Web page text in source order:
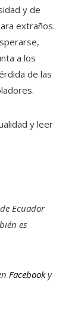
y de
extraños.
a los
de las
y leer
Ecuador
es
Facebooky